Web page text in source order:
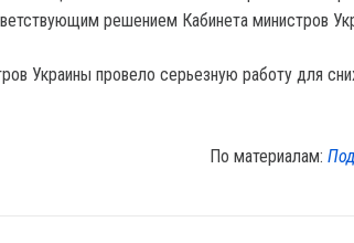
решением Кабинета министров
Украины провело серьезную работу для
По материалам: